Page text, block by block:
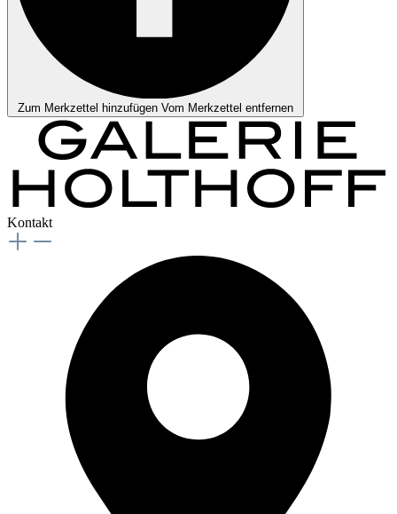
Zum Merkzettel hinzufügen Vom Merkzettel entfernen
Kontakt